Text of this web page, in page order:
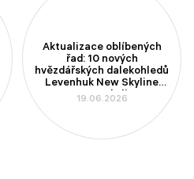
Aktualizace oblíbených
řad: 10 nových
hvězdářských dalekohledů
Levenhuk New Skyline
PLUS a New Skyline PRO
19.06.2026